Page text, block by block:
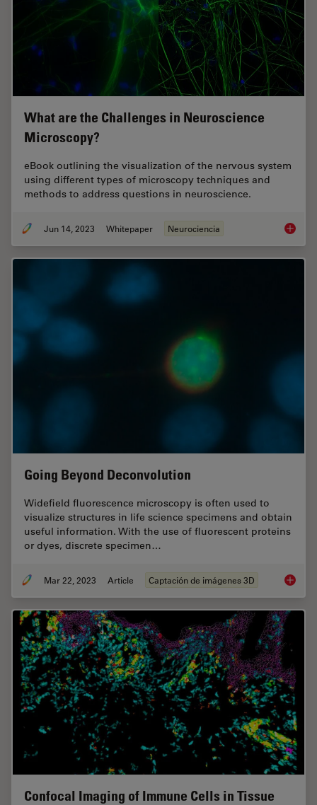
What are the Challenges in Neuroscience
Microscopy?
eBook outlining the visualization of the nervous system
using different types of microscopy techniques and
methods to address questions in neuroscience.
Jun 14, 2023 Whitepaper Neurociencia What
Going Beyond Deconvolution
Widefield fluorescence microscopy is often used to
visualize structures in life science specimens and obtain
useful information. With the use of fluorescent proteins
or dyes, discrete specimen…
Mar 22, 2023 Article Captación de imágenes 3D Going
Confocal Imaging of Immune Cells in Tissue